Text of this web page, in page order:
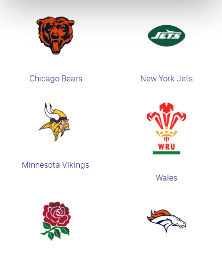
Chicago Bears New York Jets
Minnesota Vikings
Wales